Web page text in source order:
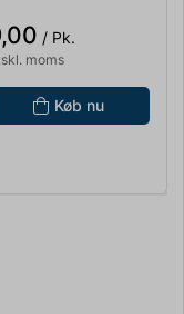
/ Pk.
moms
Køb nu